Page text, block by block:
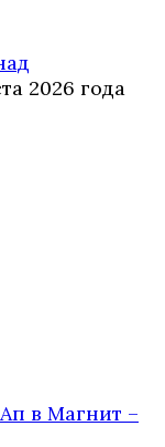
2026 года
в Магнит –